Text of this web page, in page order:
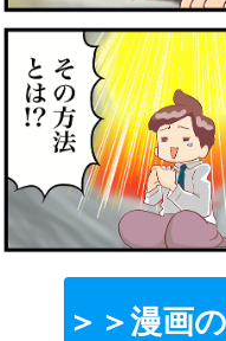
＞＞漫画